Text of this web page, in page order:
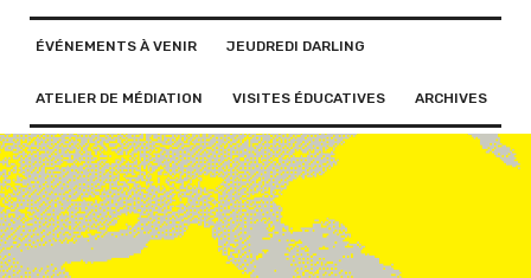
ÉVÉNEMENTS À VENIR JEUDREDI DARLING
ATELIER DE MÉDIATION VISITES ÉDUCATIVES ARCHIVES